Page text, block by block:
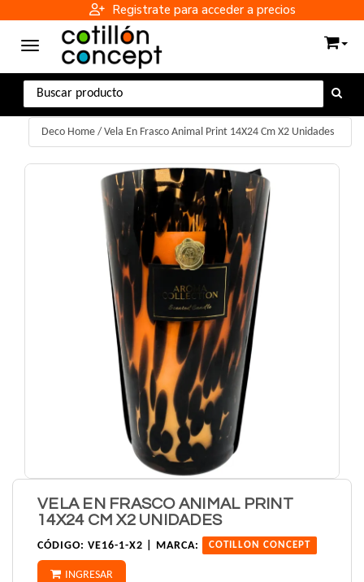
Registrate para acceder a precios
Toggle navigation
Deco Home / Vela En Frasco Animal Print 14X24 Cm X2 Unidades
VELA EN FRASCO ANIMAL PRINT
14X24 CM X2 UNIDADES
CÓDIGO: VE16-1-X2 | MARCA: COTILLON CONCEPT
INGRESAR